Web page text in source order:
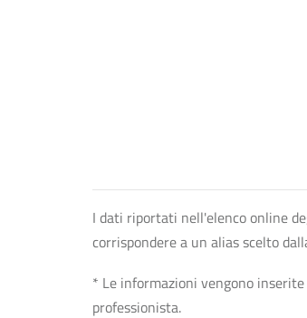
I dati riportati nell'elenco online
corrispondere a un alias scelto
* Le informazioni vengono
professionista.